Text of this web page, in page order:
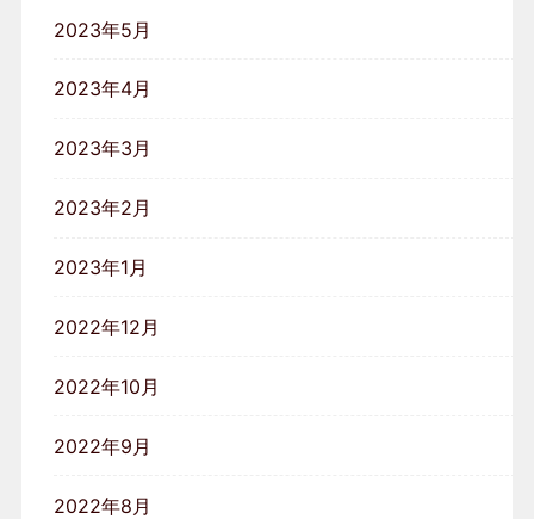
2023年5月
2023年4月
2023年3月
2023年2月
2023年1月
2022年12月
2022年10月
2022年9月
2022年8月